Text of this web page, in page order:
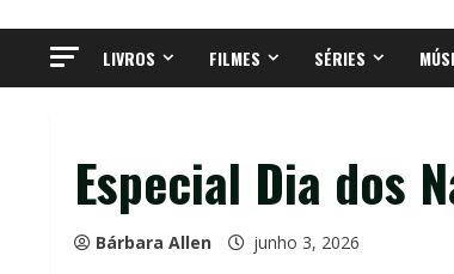
LIVROS FILMES SÉRIES
Especial Dia dos
Bárbara Allen junho 3, 2026